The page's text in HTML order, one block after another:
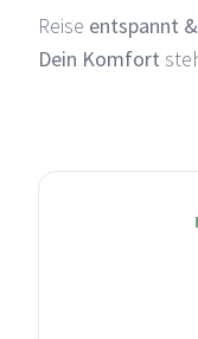
Reise entspannt
Dein Komfort